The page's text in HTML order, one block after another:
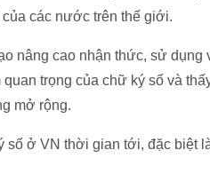
các nước trên thế giới.
nâng cao nhận thức, sử dụng
trọng của chữ ký số và
mở rộng.
số ở VN thời gian tới, đặc biệt